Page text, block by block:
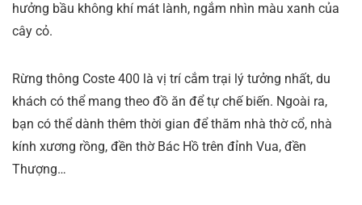
hưởng bầu không khí mát lành, ngắm nhìn màu xanh của
cây cỏ.
Rừng thông Coste 400 là vị trí cắm trại lý tưởng nhất, du
khách có thể mang theo đồ ăn để tự chế biến. Ngoài ra,
bạn có thể dành thêm thời gian để thăm nhà thờ cổ, nhà
kính xương rồng, đền thờ Bác Hồ trên đỉnh Vua, đền
Thượng…